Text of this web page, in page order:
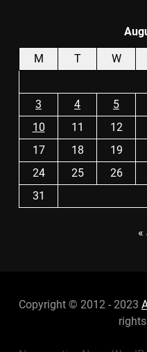
M T W
3
4 5
10
11 12
17
18 19
24
25 26
31
«
Copyright © 2012 - 2023